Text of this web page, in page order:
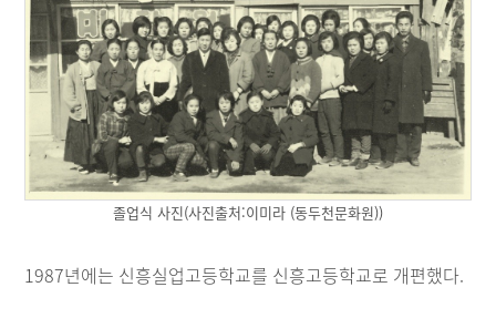
졸업식 사진(사진출처:이미라 (동두천문화원))
1987년에는 신흥실업고등학교를 신흥고등학교로 개편했다.